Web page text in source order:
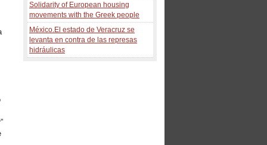
Solidarity of European housing
movements with the Greek people
México.El estado de Veracruz se
levanta en contra de las represas
hidráulicas